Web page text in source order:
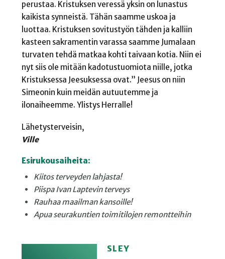
perustaa. Kristuksen veressä yksin on lunastus
kaikista synneistä. Tähän saamme uskoa ja
luottaa. Kristuksen sovitustyön tähden ja kalliin
kasteen sakramentin varassa saamme Jumalaan
turvaten tehdä matkaa kohti taivaan kotia. Niin ei
nyt siis ole mitään kadotustuomiota niille, jotka
Kristuksessa Jeesuksessa ovat.” Jeesus on niin
Simeonin kuin meidän autuutemme ja
ilonaiheemme. Ylistys Herralle!
Lähetysterveisin,
Ville
Esirukousaiheita:
Kiitos terveyden lahjasta!
Piispa Ivan Laptevin terveys
Rauhaa maailman kansoille!
Apua seurakuntien toimitilojen remontteihin
SLEY